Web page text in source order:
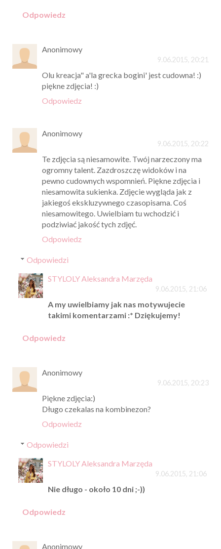
Odpowiedz
Anonimowy
9.06.2015, 20:21
Olu kreacja" a'la grecka bogini' jest cudowna! :)
piękne zdjęcia! :)
Odpowiedz
Anonimowy
9.06.2015, 20:22
Te zdjęcia są niesamowite. Twój narzeczony ma
ogromny talent. Zazdroszczę widoków i na
pewno cudownych wspomnień. Piękne zdjęcia i
niesamowita sukienka. Zdjęcie wygląda jak z
jakiegoś ekskluzywnego czasopisama. Coś
niesamowitego. Uwielbiam tu wchodzić i
podziwiać jakość tych zdjęć.
Odpowiedz
Odpowiedzi
STYLOLY Aleksandra Marzęda
9.06.2015, 21:06
A my uwielbiamy jak nas motywujecie
takimi komentarzami :* Dziękujemy!
Odpowiedz
Anonimowy
9.06.2015, 20:23
Piękne zdjęcia:)
Długo czekalas na kombinezon?
Odpowiedz
Odpowiedzi
STYLOLY Aleksandra Marzęda
9.06.2015, 21:06
Nie długo - około 10 dni ;-))
Odpowiedz
Anonimowy